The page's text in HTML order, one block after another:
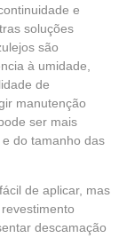
e
soluções
são
à umidade,
de
manutenção
ser mais
do tamanho das
de aplicar, mas
descamação